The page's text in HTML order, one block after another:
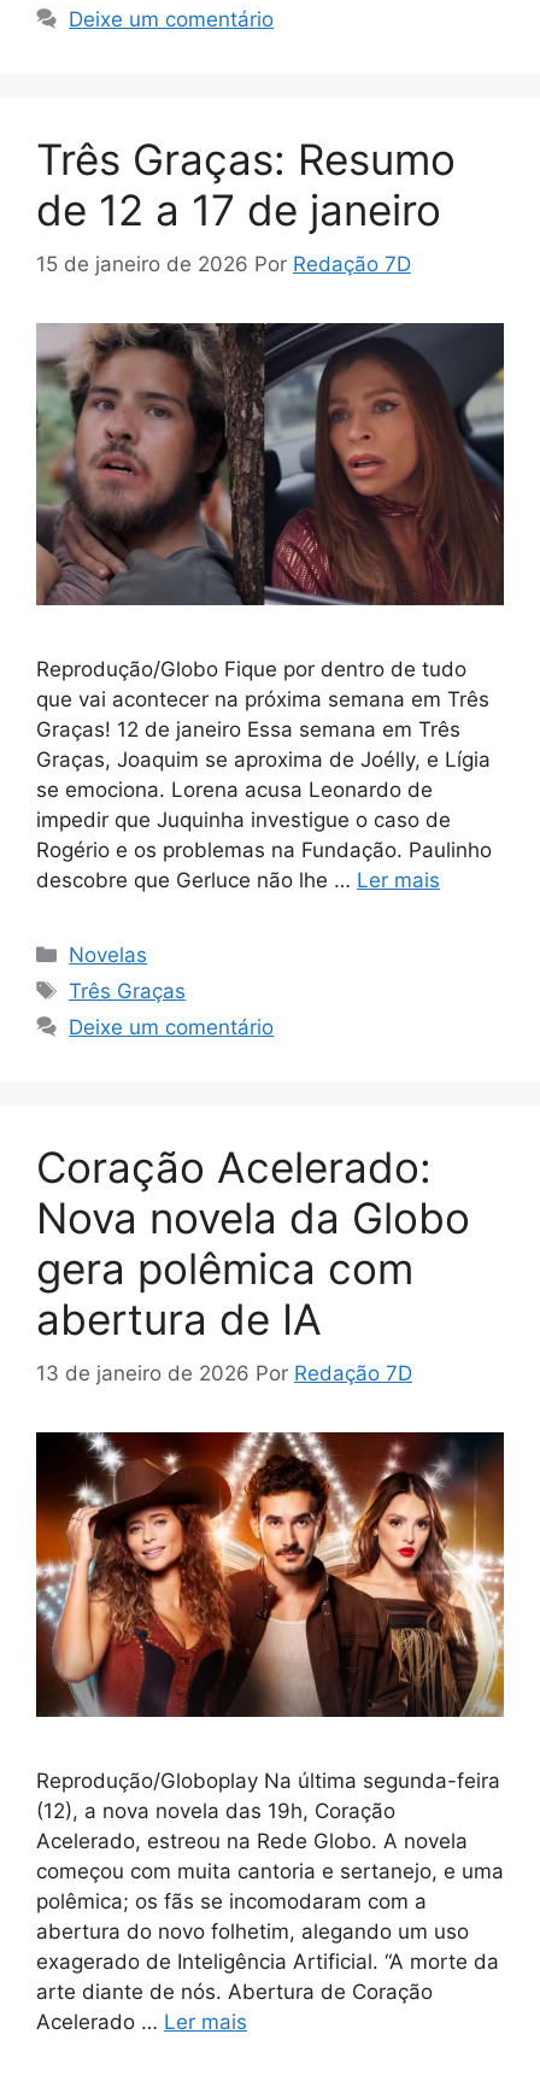
Deixe um comentário
Três Graças: Resumo
de 12 a 17 de janeiro
15 de janeiro de 2026 Por Redação 7D
Reprodução/Globo Fique por dentro de tudo
que vai acontecer na próxima semana em Três
Graças! 12 de janeiro Essa semana em Três
Graças, Joaquim se aproxima de Joélly, e Lígia
se emociona. Lorena acusa Leonardo de
impedir que Juquinha investigue o caso de
Rogério e os problemas na Fundação. Paulinho
descobre que Gerluce não lhe … Ler mais
Categorias
Novelas
Tags
Três Graças
Deixe um comentário
Coração Acelerado:
Nova novela da Globo
gera polêmica com
abertura de IA
13 de janeiro de 2026 Por Redação 7D
Reprodução/Globoplay Na última segunda-feira
(12), a nova novela das 19h, Coração
Acelerado, estreou na Rede Globo. A novela
começou com muita cantoria e sertanejo, e uma
polêmica; os fãs se incomodaram com a
abertura do novo folhetim, alegando um uso
exagerado de Inteligência Artificial. “A morte da
arte diante de nós. Abertura de Coração
Acelerado … Ler mais